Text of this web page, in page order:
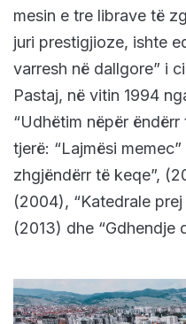
mesin e tre librave të
juri prestigjioze, ishte
varresh në dallgore” i
Pastaj, në vitin 1994
“Udhëtim nëpër
tjerë: “Lajmësi
zhgjëndërr të keqe”,
(2004), “Katedrale prej
(2013) dhe “Gdhendje